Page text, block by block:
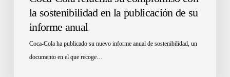
la sostenibilidad en la publicación de su
informe anual
Coca-Cola ha publicado su nuevo informe anual de sostenibilidad, un
documento en el que recoge…